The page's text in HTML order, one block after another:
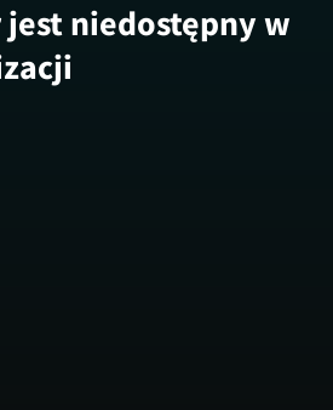
jest niedostępny w